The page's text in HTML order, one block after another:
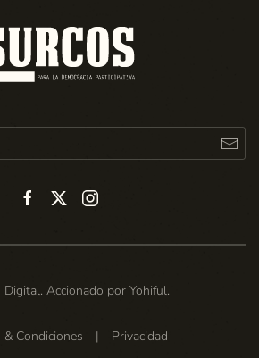
Accionado por Yohiful.
& Condiciones | Privacidad